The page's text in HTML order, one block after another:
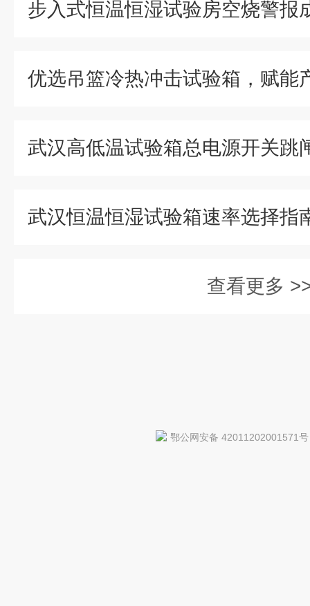
查看更多
鄂公网安备 42011202001571号